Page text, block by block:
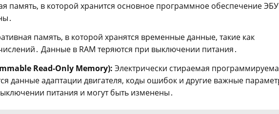
память, в которой хранится основное программное обеспечение
память, в которой хранятся временные данные, такие как
Данные в RAM теряются при выключении питания․
Read-Only Memory): Электрически стираемая
данные адаптации двигателя, коды ошибок и другие важные
питания и могут быть изменены․